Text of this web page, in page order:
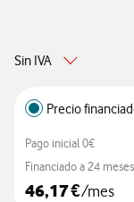
Sin IVA
Precio
Pago inicial 0€
Financiado a 24 meses
46,17€/mes